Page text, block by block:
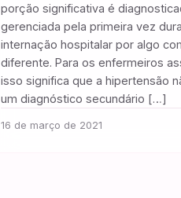
porção significativa é
gerenciada pela primeira vez
internação hospitalar por algo
diferente. Para os enfermeiros
isso significa que a hipertensão
um diagnóstico secundário […]
16 de março de 2021